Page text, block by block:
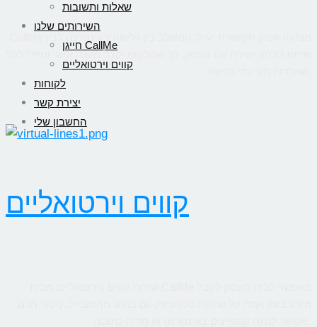
שאלות ותשובות
השירותים שלנו
חייגן CallMe
קווים וירטואליים
לקוחות
יצירת קשר
החשבון שלי
שיחת טלפון ישירה עם העסק, כך שהלקוח יקבל מענה אישי ומיידי לכל
קווים וירטואליים